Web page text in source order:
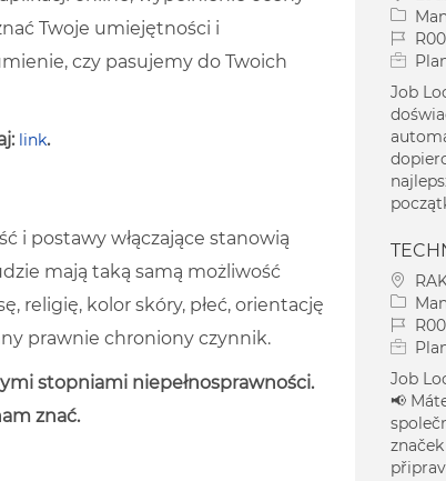
Twoje umiejętności i
czy pasujemy do Twoich
link.
i postawy włączające stanowią
mają taką samą możliwość
religię, kolor skóry, płeć, orientację
prawnie chroniony czynnik.
stopniami niepełnosprawności.
znać.
Job Id
Job
Job Id
Job
📢